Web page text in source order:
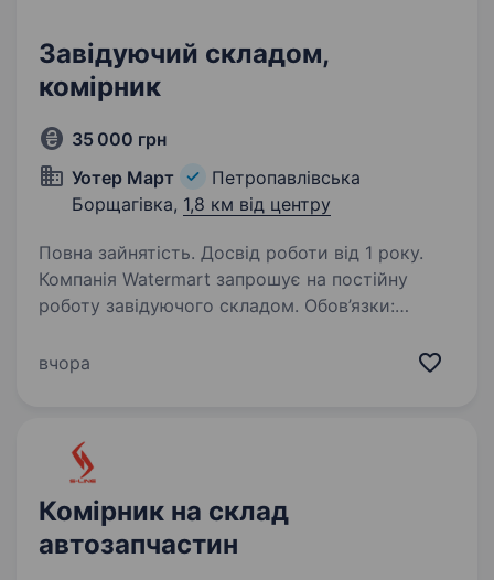
Завідуючий складом,
комірник
35 000 грн
Уотер Март
Петропавлівська
Борщагівка, 1,8 км від центру
Повна зайнятість. Досвід роботи від 1 року.
Компанія Watermart запрошує на постійну
роботу завідуючого складом. Обов’язки:
ведення обліку в 1С 8; комплектація, видача
вчора
Комірник на склад
автозапчастин